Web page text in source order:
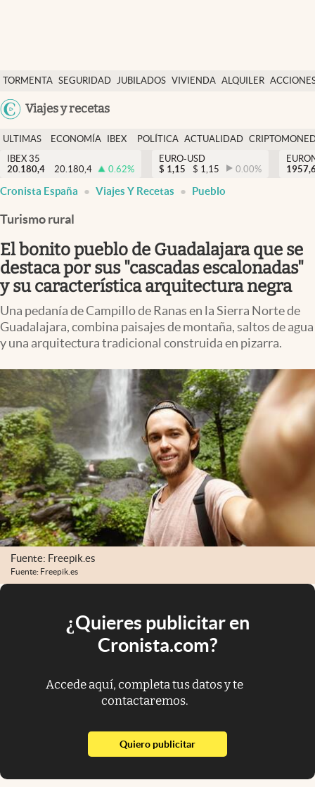
TORMENTA SEGURIDAD JUBILADOS VIVIENDA ALQUILER
USA
Viajes y recetas
Economía y finanzas
Política
Actualidad
Criptomonedas
España
ULTIMAS
NOTICIAS
ECONOMÍA
FINANZAS
IBEX
EURO
POLÍTICA ACTUALIDAD
IBEX 35
20.180,4
20.180,4 0.62%
EURO-USD
$ 1,15 $ 1,15 0.00%
Cronista España Viajes Y Recetas Pueblo
Turismo rural
El bonito pueblo de Guadalajara que se
destaca por sus "cascadas escalonadas"
y su característica arquitectura negra
Una pedanía de Campillo de Ranas en la Sierra Norte de
Guadalajara, combina paisajes de montaña, saltos de agua
y una arquitectura tradicional construida en pizarra.
Fuente: Freepik.es
Fuente: Freepik.es
¿Quieres publicitar en
Cronista.com?
Accede aquí, completa tus datos y te
contactaremos.
Quiero publicitarabre en nueva pestaña